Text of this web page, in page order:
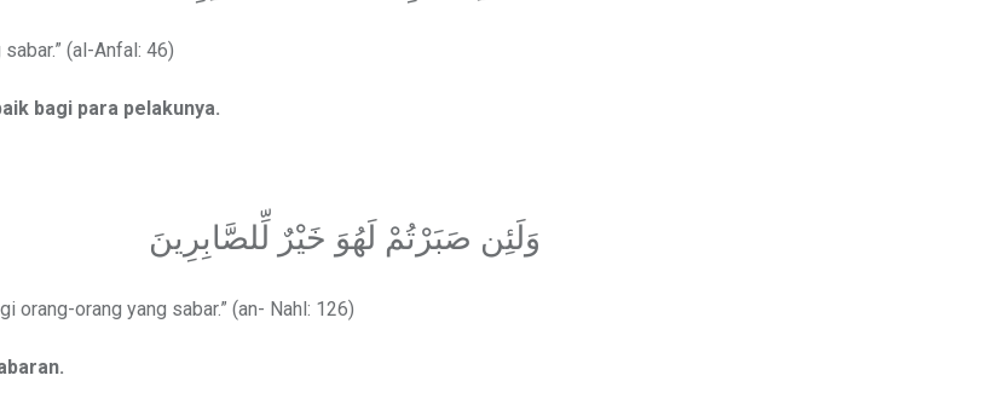
(al-Anfal: 46)
bagi para pelakunya.
وَلَئِن صَبَرْتُمْ لَهُوَ خَيْرٌ لِّلصَّابِرِينَ
orang-orang yang sabar.” (an- Nahl: 126)